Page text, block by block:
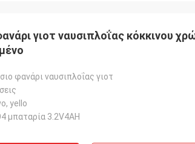
γιοτ ναυσιπλοΐας κόκκινου
φανάρι ναυσιπλοΐας γιοτ
yello
μπαταρία 3.2V4AH